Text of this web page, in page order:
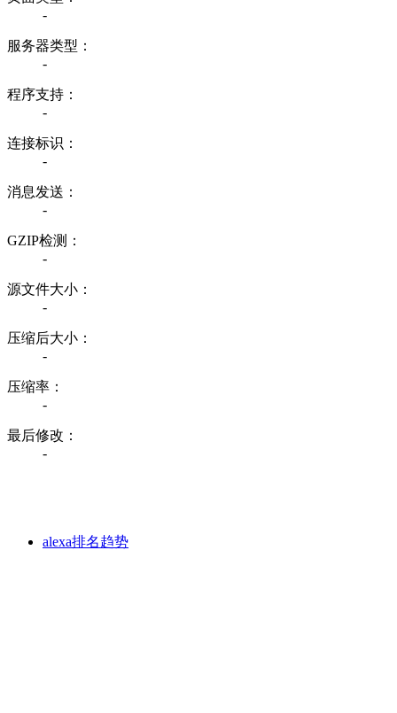
-
服务器类型：
-
程序支持：
-
连接标识：
-
消息发送：
-
GZIP检测：
-
源文件大小：
-
压缩后大小：
-
压缩率：
-
最后修改：
-
alexa排名趋势